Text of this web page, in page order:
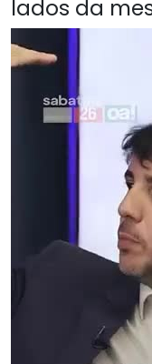
lados da